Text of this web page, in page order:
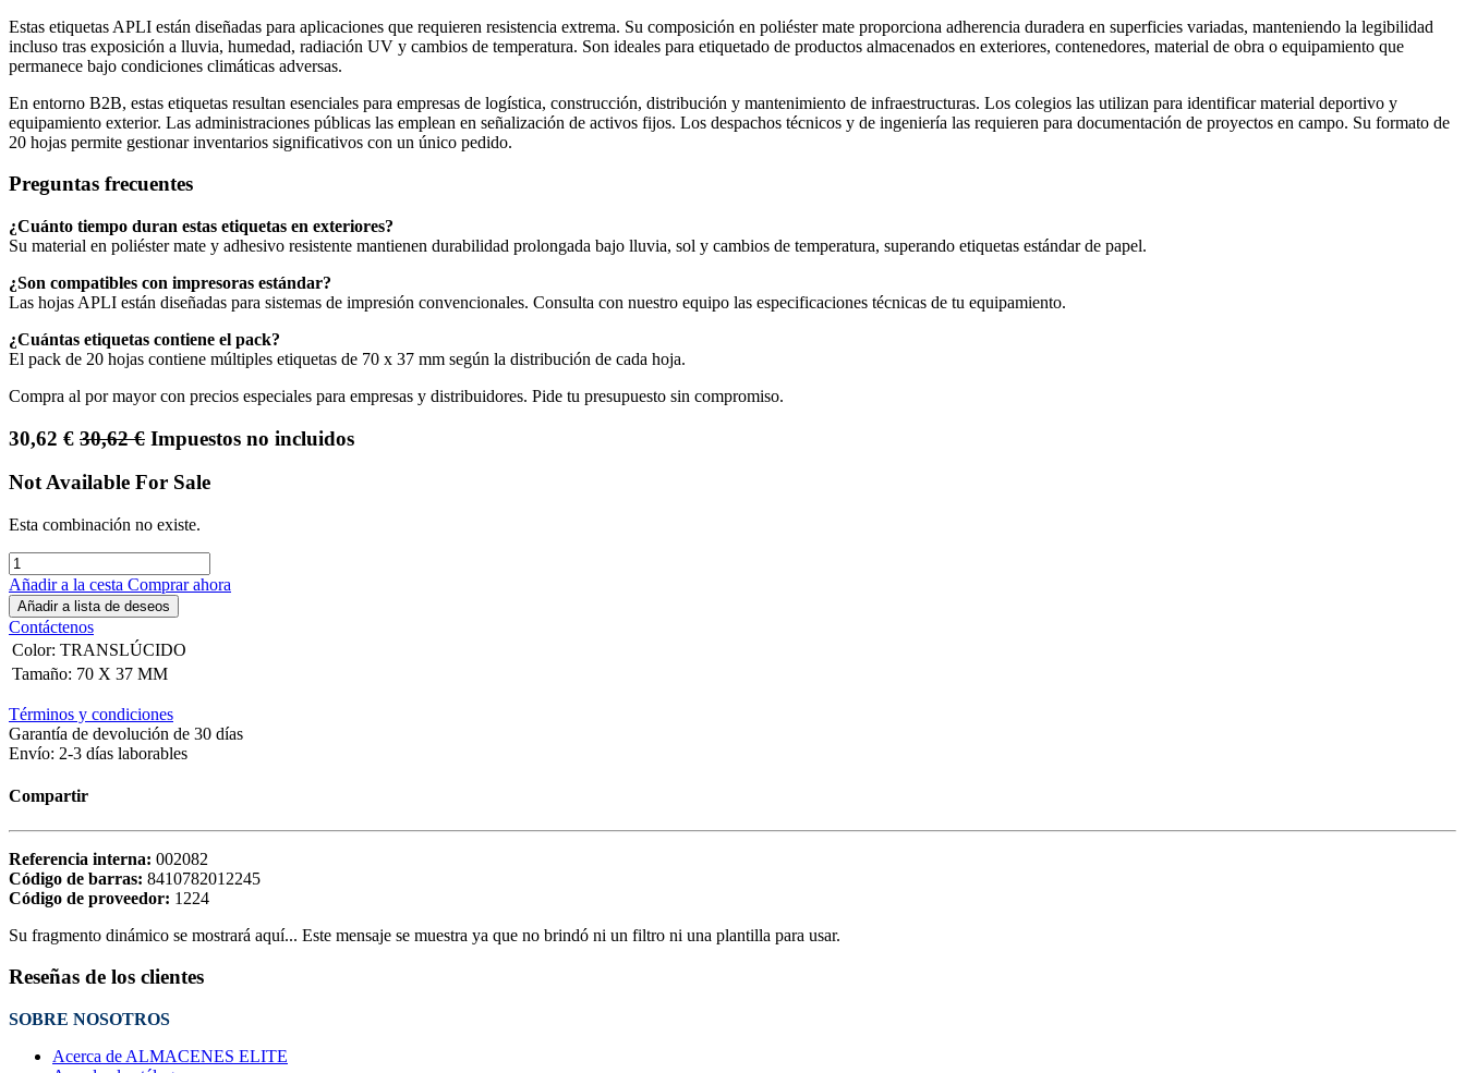
Estas etiquetas APLI están diseñadas para aplicaciones que requieren resistencia extrema. Su composición en poliéster mate proporciona adherencia duradera en superficies variadas, manteniendo la legibilidad
incluso tras exposición a lluvia, humedad, radiación UV y cambios de temperatura. Son ideales para etiquetado de productos almacenados en exteriores, contenedores, material de obra o equipamiento que
permanece bajo condiciones climáticas adversas.
En entorno B2B, estas etiquetas resultan esenciales para empresas de logística, construcción, distribución y mantenimiento de infraestructuras. Los colegios las utilizan para identificar material deportivo y
equipamiento exterior. Las administraciones públicas las emplean en señalización de activos fijos. Los despachos técnicos y de ingeniería las requieren para documentación de proyectos en campo. Su formato de
20 hojas permite gestionar inventarios significativos con un único pedido.
Preguntas frecuentes
¿Cuánto tiempo duran estas etiquetas en exteriores?
Su material en poliéster mate y adhesivo resistente mantienen durabilidad prolongada bajo lluvia, sol y cambios de temperatura, superando etiquetas estándar de papel.
¿Son compatibles con impresoras estándar?
Las hojas APLI están diseñadas para sistemas de impresión convencionales. Consulta con nuestro equipo las especificaciones técnicas de tu equipamiento.
¿Cuántas etiquetas contiene el pack?
El pack de 20 hojas contiene múltiples etiquetas de 70 x 37 mm según la distribución de cada hoja.
Compra al por mayor con precios especiales para empresas y distribuidores. Pide tu presupuesto sin compromiso.
30,62 € 30,62€ Impuestos no incluidos
Not Available For Sale
Esta combinación no existe.
Añadir a la cesta Comprar ahora
Añadir a lista de deseos
Contáctenos
Color: TRANSLÚCIDO
Tamaño: 70 X 37 MM
Términos y condiciones
Garantía de devolución de 30 días
Envío: 2-3 días laborables
Compartir
Referencia interna: 002082
Código de barras: 8410782012245
Código de proveedor: 1224
Su fragmento dinámico se mostrará aquí... Este mensaje se muestra ya que no brindó ni un filtro ni una plantilla para usar.
Reseñas de los clientes
SOBRE NOSOTROS
Acerca de ALMACENES ELITE